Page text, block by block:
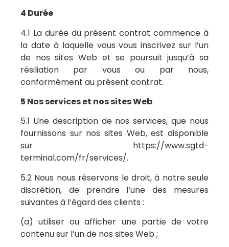
4 Durée
4.1 La durée du présent contrat commence à
la date à laquelle vous vous inscrivez sur l’un
de nos sites Web et se poursuit jusqu’à sa
résiliation par vous ou par nous,
conformément au présent contrat.
5 Nos services et nos sites Web
5.1 Une description de nos services, que nous
fournissons sur nos sites Web, est disponible
sur https://www.sgtd-
terminal.com/fr/services/.
5.2 Nous nous réservons le droit, à notre seule
discrétion, de prendre l’une des mesures
suivantes à l’égard des clients :
(a) utiliser ou afficher une partie de votre
contenu sur l’un de nos sites Web ;